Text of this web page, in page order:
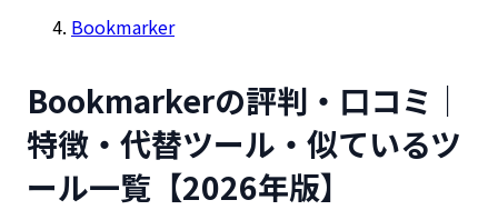
Bookmarker
Bookmarkerの評判・口コミ｜
特徴・代替ツール・似ているツ
ール一覧【2026年版】